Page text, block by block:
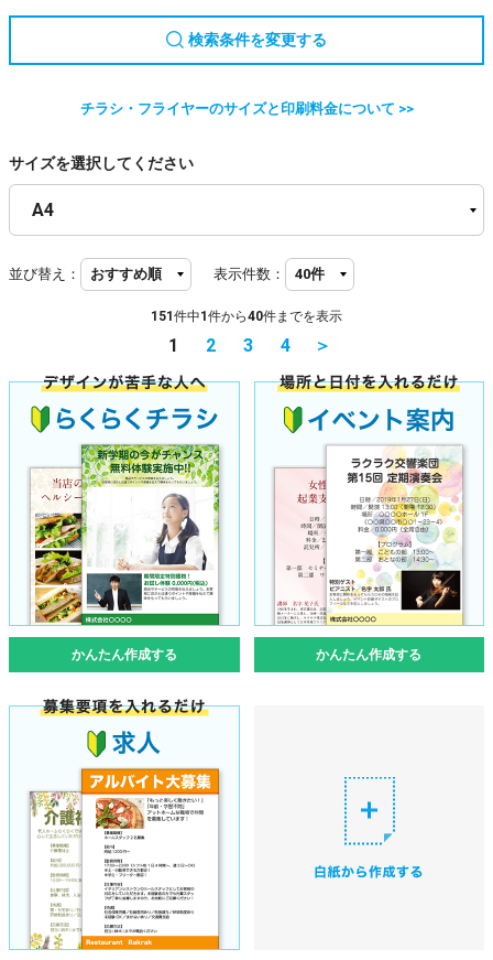
検索条件を変更する
チラシ・フライヤーのサイズと印刷料金について >>
サイズを選択してください
並び替え： 表示件数：
151 件中1 件から40件までを表示
1 2 3 4 ＞
かんたん作成する かんたん作成する